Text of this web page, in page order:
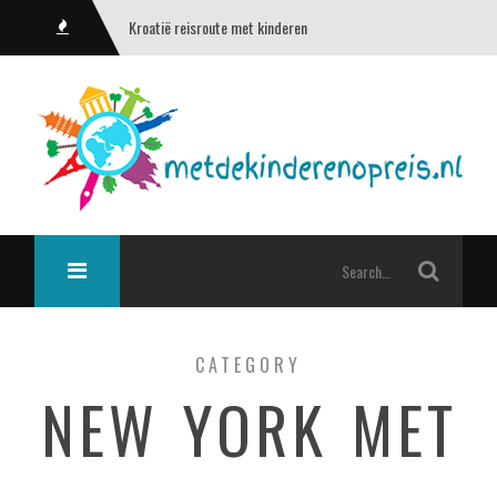
Kroatië reisroute met kinderen
CATEGORY
NEW YORK MET